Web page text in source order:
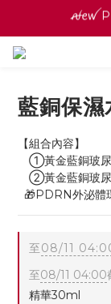
ꫛꫀꪝ
寵愛之
藍銅保濕
【組合內容】
①黃金藍銅玻尿
②黃金藍銅玻尿
🎁PDRN外泌體
至08/11
至08/11 04:00
精華30ml